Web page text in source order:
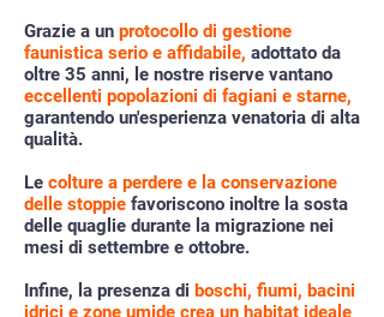
Grazie a un protocollo di gestione
faunistica serio e affidabile, adottato da
oltre 35 anni, le nostre riserve vantano
eccellenti popolazioni di fagiani e starne,
garantendo un'esperienza venatoria di alta
qualità.
Le colture a perdere e la conservazione
delle stoppie favoriscono inoltre la sosta
delle quaglie durante la migrazione nei
mesi di settembre e ottobre.
Infine, la presenza di boschi, fiumi, bacini
idrici e zone umide crea un habitat ideale